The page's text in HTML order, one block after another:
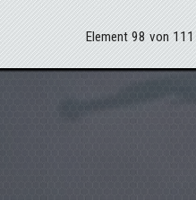
Element 98 von 111